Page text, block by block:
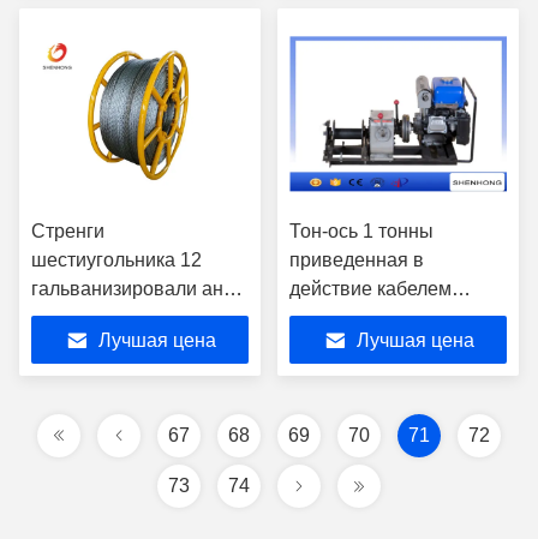
Стренги
шестиугольника 12
гальванизировали анти-
переплетая веревочку
пилота веревочки
стального провода
Лучшая цена
Тон-ось 1 тонны
приведенная в
действие кабелем
вытягивая ворот с
бензиновым
двигателем Ямаха
Лучшая цена
67 68 69 70 71 72
73 74